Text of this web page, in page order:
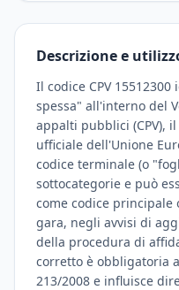
Descrizione e
Il codice CPV
spessa" all'interno del
appalti pubblici (CPV),
ufficiale dell'Unione
codice terminale (o
sottocategorie e può
come codice
gara, negli avvisi di
della procedura di
corretto è obbligatoria
213/2008 e influisce